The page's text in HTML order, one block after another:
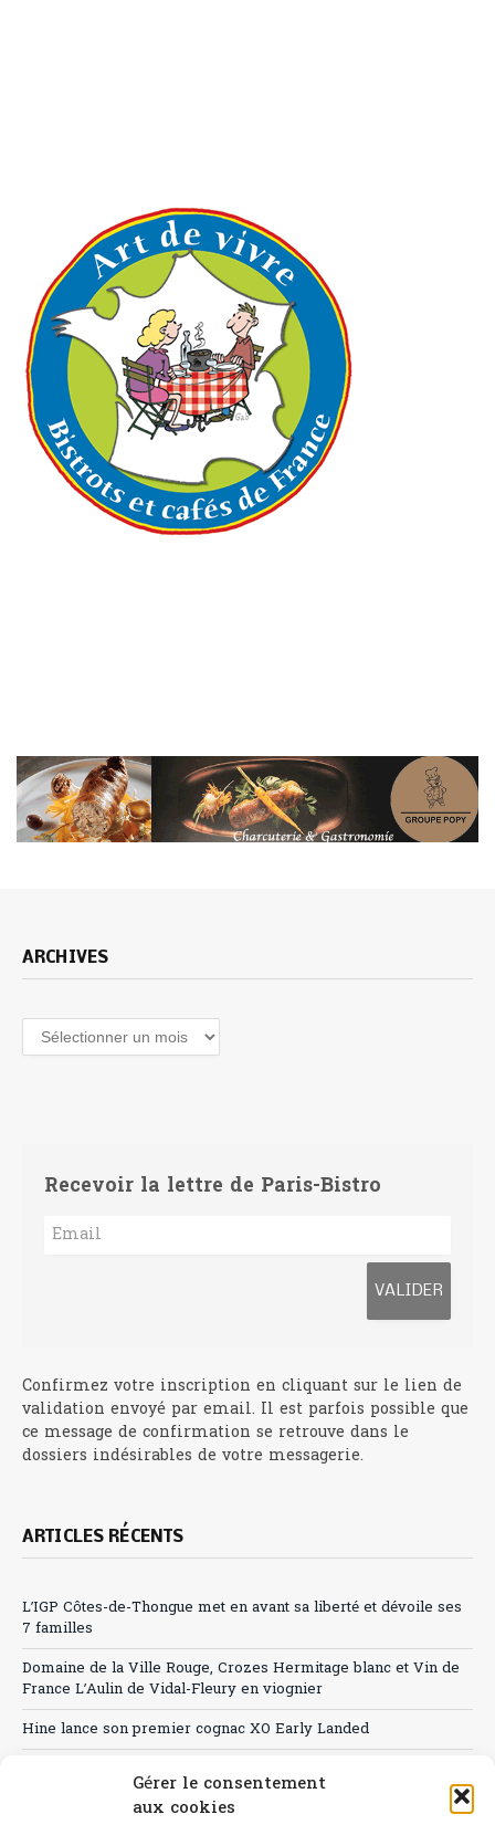
Gérer le consentement
aux cookies
ARCHIVES
Archives
Recevoir la lettre de Paris-Bistro
Confirmez votre inscription en cliquant sur le lien de
validation envoyé par email. Il est parfois possible que
ce message de confirmation se retrouve dans le
dossiers indésirables de votre messagerie.
ARTICLES RÉCENTS
L’IGP Côtes-de-Thongue met en avant sa liberté et dévoile ses
7 familles
Domaine de la Ville Rouge, Crozes Hermitage blanc et Vin de
France L’Aulin de Vidal-Fleury en viognier
Hine lance son premier cognac XO Early Landed